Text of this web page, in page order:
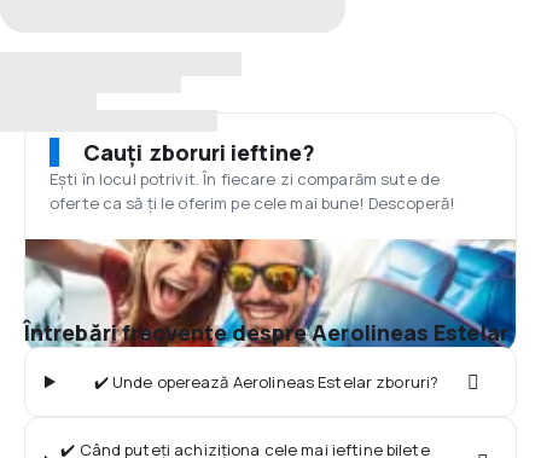
Cauți zboruri ieftine?
Ești în locul potrivit. În fiecare zi comparăm sute de
oferte ca să ți le oferim pe cele mai bune! Descoperă!
Întrebări frecvente despre Aerolineas Estelar
✔️ Unde operează Aerolineas Estelar zboruri?
✔️ Când puteți achiziționa cele mai ieftine bilete